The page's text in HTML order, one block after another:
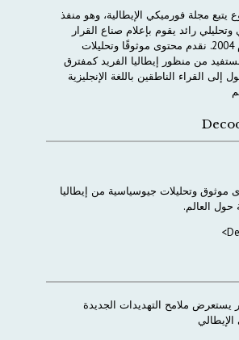
يتبع مجلة فورميكي الإيطالية، وهو منفذ
وتحليلي رائد يقوم بإعلام صناع القرار
2004. نقدم محتوى موثوقًا وتحليلات
من منظور إيطاليا الفريد كمفترق
إلى القراء الناطقين باللغة الإنجليزية
موثوق وتحليلات جيوسياسية من إيطاليا
حول العالم.
يستعرض ملامح التهديدات الجديدة